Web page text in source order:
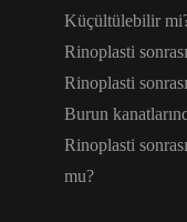
Küçültülebilir
Rinoplasti
Rinoplasti
Burun
Rinoplasti
mu?